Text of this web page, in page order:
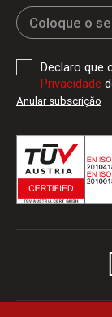
Declaro que
Privacidade
Anular subscriçăo